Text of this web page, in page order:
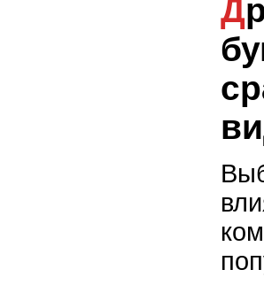
Древесные, кукурузные,